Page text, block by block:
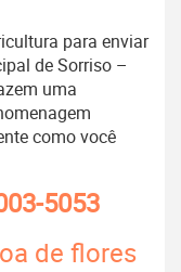
para enviar
de Sorriso –
uma
como você
5053
de flores